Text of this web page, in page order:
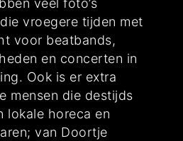
veel foto’s
vroegere tijden met
voor beatbands,
en concerten in
Ook is er extra
mensen die destijds
lokale horeca en
van Doortje